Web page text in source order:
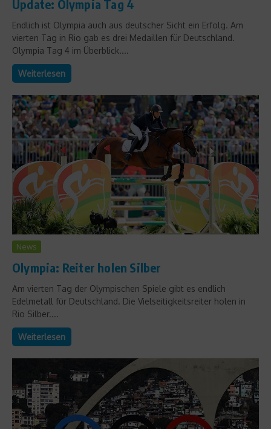
Update: Olympia Tag 4
Endlich ist Olympia auch aus deutscher Sicht ein Erfolg. Am
vierten Tag in Rio gab es drei Medaillen für Deutschland.
Olympia Tag 4 im Überblick....
Weiterlesen
News
Olympia: Reiter holen Silber
Am vierten Tag der Olympischen Spiele gibt es endlich
Edelmetall für Deutschland. Die Vielseitigkeitsreiter holen in
Rio Silber....
Weiterlesen